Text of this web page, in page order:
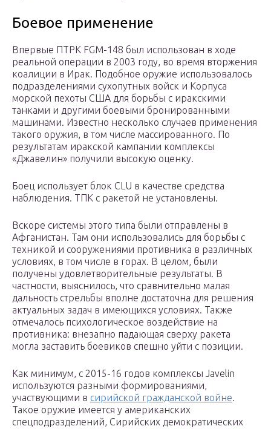
Боевое применение
Впервые ПТРК FGM-148 был использован в ходе
реальной операции в 2003 году, во время вторжения
коалиции в Ирак. Подобное оружие использовалось
подразделениями сухопутных войск и Корпуса
морской пехоты США для борьбы с иракскими
танками и другими боевыми бронированными
машинами. Известно несколько случаев применения
такого оружия, в том числе массированного. По
результатам иракской кампании комплексы
«Джавелин» получили высокую оценку.
Боец использует блок CLU в качестве средства
наблюдения. ТПК с ракетой не установлены.
Вскоре системы этого типа были отправлены в
Афганистан. Там они использовались для борьбы с
техникой и сооружениями противника в различных
условиях, в том числе в горах. В целом, были
получены удовлетворительные результаты. В
частности, выяснилось, что сравнительно малая
дальность стрельбы вполне достаточна для решения
актуальных задач в имеющихся условиях. Также
отмечалось психологическое воздействие на
противника: внезапно падающая сверху ракета
могла заставить боевиков спешно уйти с позиции.
Как минимум, с 2015-16 годов комплексы Javelin
используются разными формированиями,
участвующими в сирийской гражданской войне.
Такое оружие имеется у американских
спецподразделений, Сирийских демократических